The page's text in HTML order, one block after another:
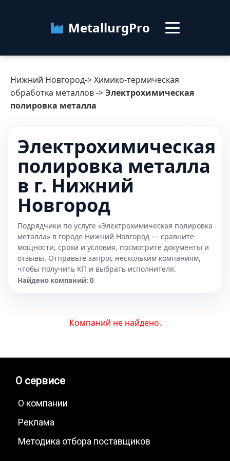
MetallurgPro
Нижний Новгород
Категории
О сервисе Контакты
Нижний Новгород->Химико-термическая
обработка металлов->Электрохимическая
полировка металла
Электрохимическая
полировка металла
в г. Нижний
Новгород
Подрядчики по услуге «Электрохимическая полировка
металла» в городе Нижний Новгород — сравните
мощности, сроки и условия, посмотрите документы и
отзывы. Отправьте запрос нескольким компаниям,
чтобы получить КП и выбрать исполнителя.
Найдено компаний: 0
Компаний не найдено.
О сервисе
О компании
Реклама
Методика отбора поставщиков